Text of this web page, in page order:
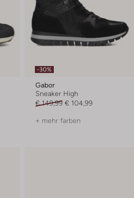
-30%
Gabor
Sneaker High
€ 149,99 € 104,99
+ mehr farben